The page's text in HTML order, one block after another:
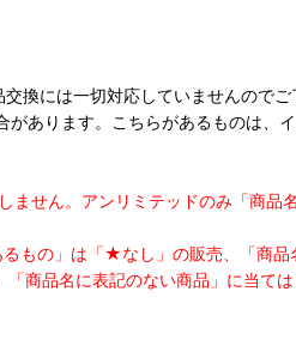
換には一切対応していませんのでご
あります。こちらがあるものは、
せん。アンリミテッドのみ「商品
もの」は「★なし」の販売、「商
品名に表記のない商品」に当ては